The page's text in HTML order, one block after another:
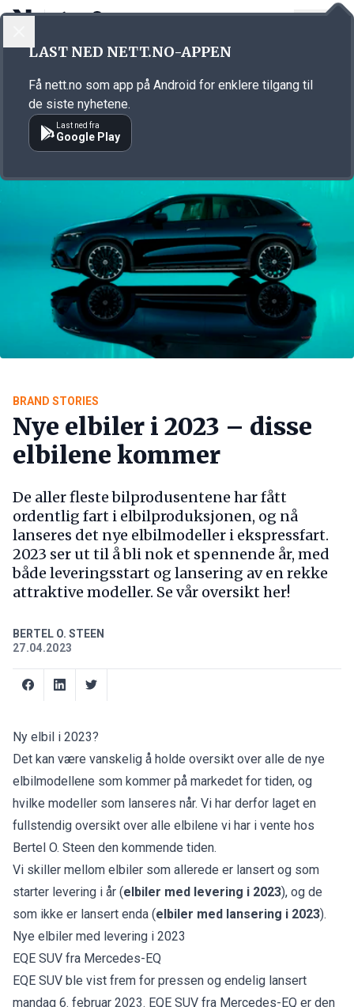
Annonsørinnhold
Annonsørinnhold
BRAND STORIES
Nye elbiler i 2023 – disse
elbilene kommer
De aller fleste bilprodusentene har fått
ordentlig fart i elbilproduksjonen, og nå
lanseres det nye elbilmodeller i ekspressfart.
2023 ser ut til å bli nok et spennende år, med
både leveringsstart og lansering av en rekke
attraktive modeller. Se vår oversikt her!
BERTEL O. STEEN
27.04.2023
Ny elbil i 2023?
Det kan være vanskelig å holde oversikt over alle de nye
elbilmodellene som kommer på markedet for tiden, og
hvilke modeller som lanseres når. Vi har derfor laget en
fullstendig oversikt over alle elbilene vi har i vente hos
Bertel O. Steen den kommende tiden.
Vi skiller mellom elbiler som allerede er lansert og som
starter levering i år (elbiler med levering i 2023), og de
som ikke er lansert enda (elbiler med lansering i 2023).
Nye elbiler med levering i 2023
EQE SUV fra Mercedes-EQ
EQE SUV ble vist frem for pressen og endelig lansert
mandag 6. februar 2023. EQE SUV fra Mercedes-EQ er den
LAST NED NETT.NO-APPEN
Få nett.no som app på Android for enklere tilgang til
de siste nyhetene.
Last ned fra
Google Play